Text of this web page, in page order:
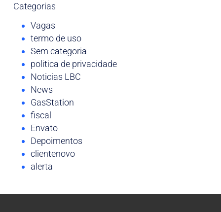
Categorias
Vagas
termo de uso
Sem categoria
politica de privacidade
Noticias LBC
News
GasStation
fiscal
Envato
Depoimentos
clientenovo
alerta